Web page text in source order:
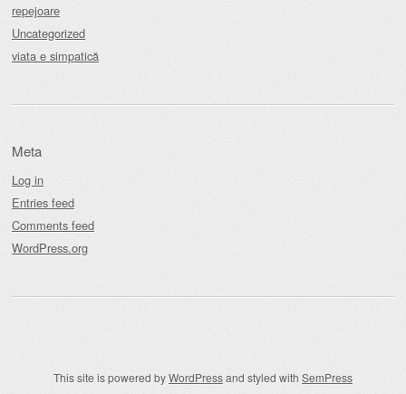
repejoare
Uncategorized
viata e simpatică
Meta
Log in
Entries feed
Comments feed
WordPress.org
This site is powered byWordPressand styled with SemPress